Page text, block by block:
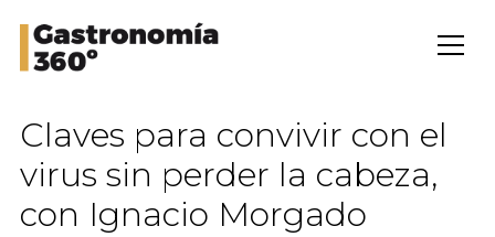
Claves para convivir con el
virus sin perder la cabeza,
con Ignacio Morgado